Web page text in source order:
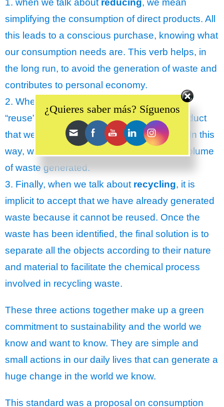
1. when we talk about reducing, we mean
simplifying the consumption of direct products. All
this leads to a conscious purchase, knowing what
our consumption needs are. This verb helps, in
the long run, to avoid the generation of waste and
contributes to personal economy.
2. When we say
, we are referring to
“reuse”, that is, to give a new life to that product
that we considered to be waste or residue. In this
way, we contribute to the reduction of the volume
of waste generated.
3. Finally, when we talk about recycling, it is
implicit to accept that we have already generated
waste because it cannot be reused. Once the
waste has been identified, the final solution is to
separate all the objects according to their nature
and material to facilitate the chemical process
involved in recycling waste.
These three actions together make up a green
commitment to sustainability and the world we
know and want to know. They are simple and
small actions in our daily lives that can generate a
huge change in the world we know.
This standard was a proposal on consumption
¿Quieres saber más? Síguenos